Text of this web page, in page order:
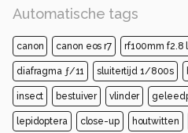
Automatische tags
canon canon eos r7 rf100mm f2.8
diafragma ƒ/11 sluitertijd 1/800s
insect bestuiver vlinder
lepidoptera close-up houtwitten